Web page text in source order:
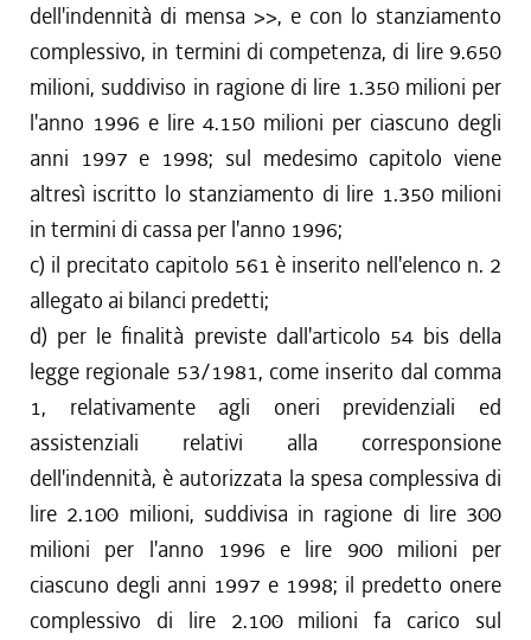
dell'indennità di mensa >>, e con lo stanziamento
complessivo, in termini di competenza, di lire 9.650
milioni, suddiviso in ragione di lire 1.350 milioni per
l'anno 1996 e lire 4.150 milioni per ciascuno degli
anni 1997 e 1998; sul medesimo capitolo viene
altresì iscritto lo stanziamento di lire 1.350 milioni
in termini di cassa per l'anno 1996;
c) il precitato capitolo 561 è inserito nell'elenco n. 2
allegato ai bilanci predetti;
d) per le finalità previste dall'articolo 54 bis della
legge regionale 53/1981, come inserito dal comma
1, relativamente agli oneri previdenziali ed
assistenziali relativi alla corresponsione
dell'indennità, è autorizzata la spesa complessiva di
lire 2.100 milioni, suddivisa in ragione di lire 300
milioni per l'anno 1996 e lire 900 milioni per
ciascuno degli anni 1997 e 1998; il predetto onere
complessivo di lire 2.100 milioni fa carico sul